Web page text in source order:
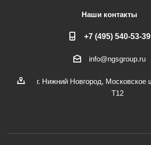
Наши контакты
+7 (495) 540-53-39
info@ngsgroup.ru
г. Нижний Новгород, Московское
Т12